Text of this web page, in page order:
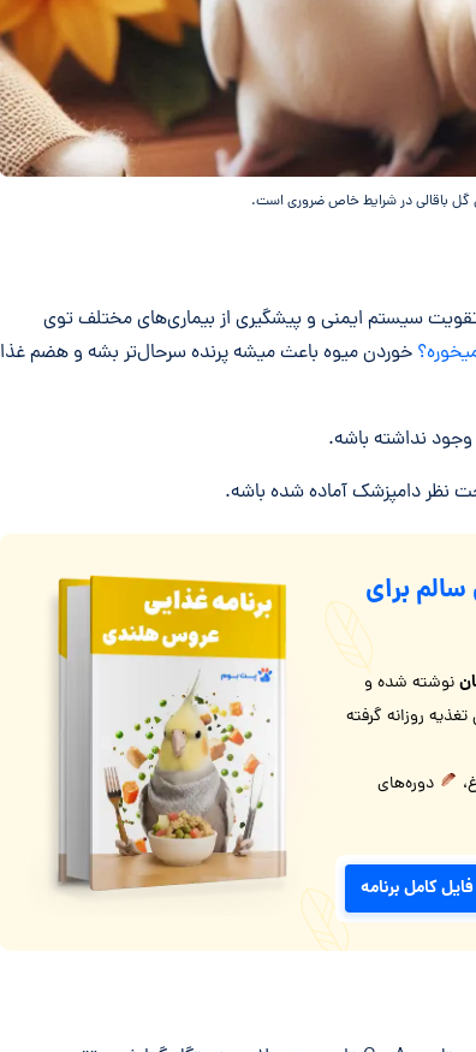
باقالی در شرایط خاص ضروری است.
سیستم ایمنی و پیشگیری از بیماری‌های مختلف توی
خوردن میوه باعث میشه پرنده سرحال‌تر بشه و هضم غذا
نداشته باشه.
نظر دامپزشک آماده شده باشه.
برای
نوشته شده و
روزانه گرفته
دوره‌های
کامل برنامه